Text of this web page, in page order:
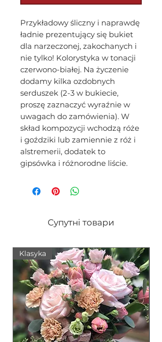
Przykładowy śliczny i naprawdę
ładnie prezentujący się bukiet
dla narzeczonej, zakochanych i
nie tylko! Kolorystyka w tonacji
czerwono-białej. Na życzenie
dodamy kilka ozdobnych
serduszek (2-3 w bukiecie,
proszę zaznaczyć wyraźnie w
uwagach do zamówienia). W
skład kompozycji wchodzą róże
i goździki lub zamiennie z róż i
alstremerii, dodatek to
gipsówka i różnorodne liście.
Супутні товари
Klasyka